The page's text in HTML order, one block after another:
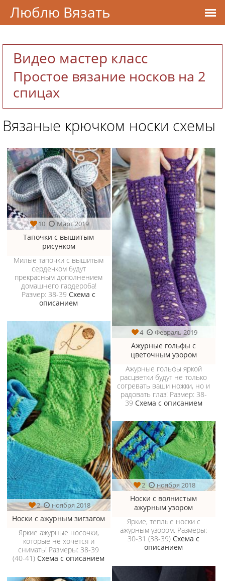
Видео мастер класс
Простое вязание носков на 2
спицах
Вязаные крючком носки схемы
10 Март 2019
Тапочки с вышитым
рисунком
Милые тапочки с вышитым
сердечком будут
прекрасным дополнением
домашнего гардероба!
Размер: 38-39 Схема с
описанием
4 Февраль 2019
Ажурные гольфы с
цветочным узором
Ажурные гольфы яркой
расцветки будут не только
согревать ваши ножки, но и
радовать глаз! Размер: 38-
39 Схема с описанием
2 ноября 2018
Носки с ажурным зигзагом
Яркие ажурные носочки,
которые не хочется и
снимать! Размеры: 38-39
(40-41) Схема с описанием
2 ноября 2018
Носки с волнистым
ажурным узором
Яркие, теплые носки с
ажурным узором. Размеры:
30-31 (38-39) Схема с
описанием
Люблю Вязать